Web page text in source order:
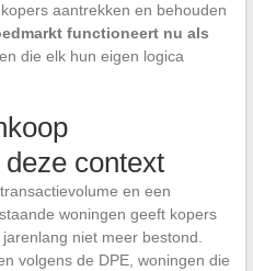
aantrekken en behouden
functioneert nu als
die elk hun eigen logica
context
en een
woningen geeft kopers
niet meer bestond.
volgens de DPE, woningen die